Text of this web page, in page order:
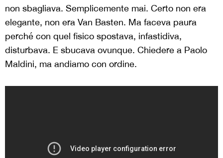
non sbagliava. Semplicemente mai. Certo non era
elegante, non era Van Basten. Ma faceva paura
perché con quel fisico spostava, infastidiva,
disturbava. E sbucava ovunque. Chiedere a Paolo
Maldini, ma andiamo con ordine.